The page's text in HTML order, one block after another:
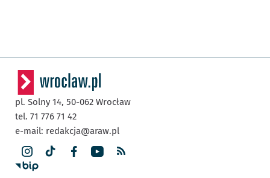
pl. Solny 14, 50-062 Wrocław
tel. 71 776 71 42
e-mail: redakcja@araw.pl